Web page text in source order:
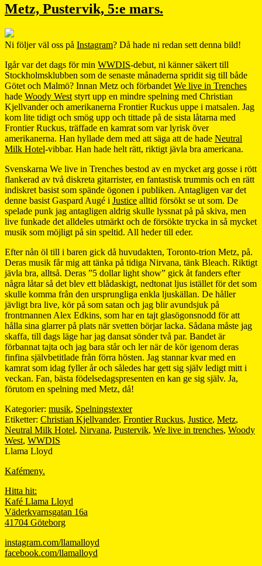
Metz, Pustervik, 5:e mars.
Ni följer väl oss på Instagram? Då hade ni redan sett denna bild!
Igår var det dags för min WWDIS-debut, ni känner säkert till
Stockholmsklubben som de senaste månaderna spridit sig till både
Götet och Malmö? Innan Metz och förbandetWe live in Trenches
hade Woody Weststyrt upp en mindre spelning med Christian
Kjellvander och amerikanerna Frontier Ruckus uppe i matsalen. Jag
kom lite tidigt och smög upp och tittade på de sista låtarna med
Frontier Ruckus, träffade en kamrat som var lyrisk över
amerikanerna. Han hyllade dem med att säga att de hade Neutral
Milk Hotel-vibbar. Han hade helt rätt, riktigt jävla bra americana.
Svenskarna We live in Trenches bestod av en mycket arg gosse i rött
flankerad av två diskreta gitarrister, en fantastisk trummis och en rätt
indiskret basist som spände ögonen i publiken. Antagligen var det
denne basist Gaspard Augé i Justice alltid försökt se ut som. De
spelade punk jag antagligen aldrig skulle lyssnat på på skiva, men
live funkade det alldeles utmärkt och de försökte trycka in så mycket
musik som möjligt på sin speltid. All heder till eder.
Efter nån öl till i baren gick då huvudakten, Toronto-trion Metz, på.
Deras musik får mig att tänka på tidiga Nirvana, tänk Bleach. Riktigt
jävla bra, alltså. Deras ”5 dollar light show” gick åt fanders efter
några låtar så det blev ett blådaskigt, nedtonat ljus istället för det som
skulle komma från den ursprungliga enkla ljuskällan. De håller
jävligt bra live, kör på som satan och jag blir avundsjuk på
frontmannen Alex Edkins, som har en tajt glasögonsnodd för att
hålla sina glarrer på plats när svetten börjar lacka. Sådana måste jag
skaffa, till dags läge har jag dansat sönder två par. Bandet är
förbannat tajta och jag bara står och ler när de kör igenom deras
finfina självbetitlade från förra hösten. Jag stannar kvar med en
kamrat som idag fyller år och således har gett sig själv ledigt mitt i
veckan. Fan, bästa födelsedagspresenten en kan ge sig själv. Ja,
förutom en spelning med Metz, då!
Kategorier: musik, Spelningstexter
Etiketter: Christian Kjellvander, Frontier Ruckus, Justice, Metz,
Neutral Milk Hotel, Nirvana, Pustervik, We live in trenches, Woody
West, WWDIS
Llama Lloyd
Kafémeny.
Hitta hit:
Kafé Llama Lloyd
Väderkvarnsgatan 16a
41704 Göteborg
instagram.com/llamalloyd
facebook.com/llamalloyd